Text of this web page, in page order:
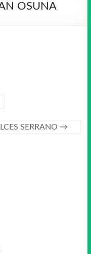
OSUNA
SERRANO →